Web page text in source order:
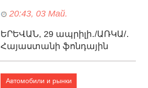
20:43, 03 Май.
ԵՐԵՎԱՆ, 29 ապրիլի․/ԱՌԿԱ/․
Հայաստանի ֆոնդային
112.5 մլրդ դրամ ծավալով
Автомобили и рынки